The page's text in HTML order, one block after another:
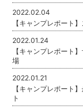
2022.02.04
【キャンプレポート
2022.01.24
【キャンプレポート
場
2022.01.21
【キャンプレポート
ト